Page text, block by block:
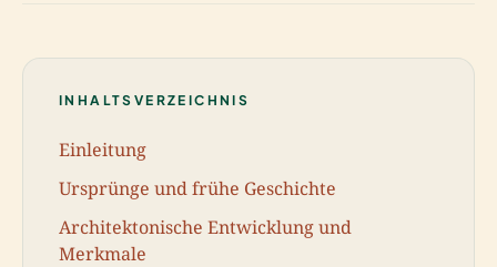
INHALTSVERZEICHNIS
Einleitung
Ursprünge und frühe Geschichte
Architektonische Entwicklung und
Merkmale